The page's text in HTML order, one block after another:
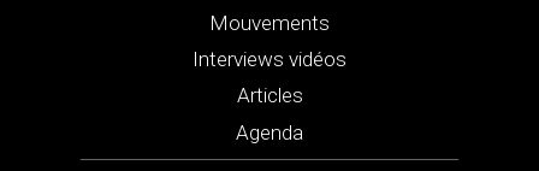
Mouvements
Interviews vidéos
Articles
Agenda